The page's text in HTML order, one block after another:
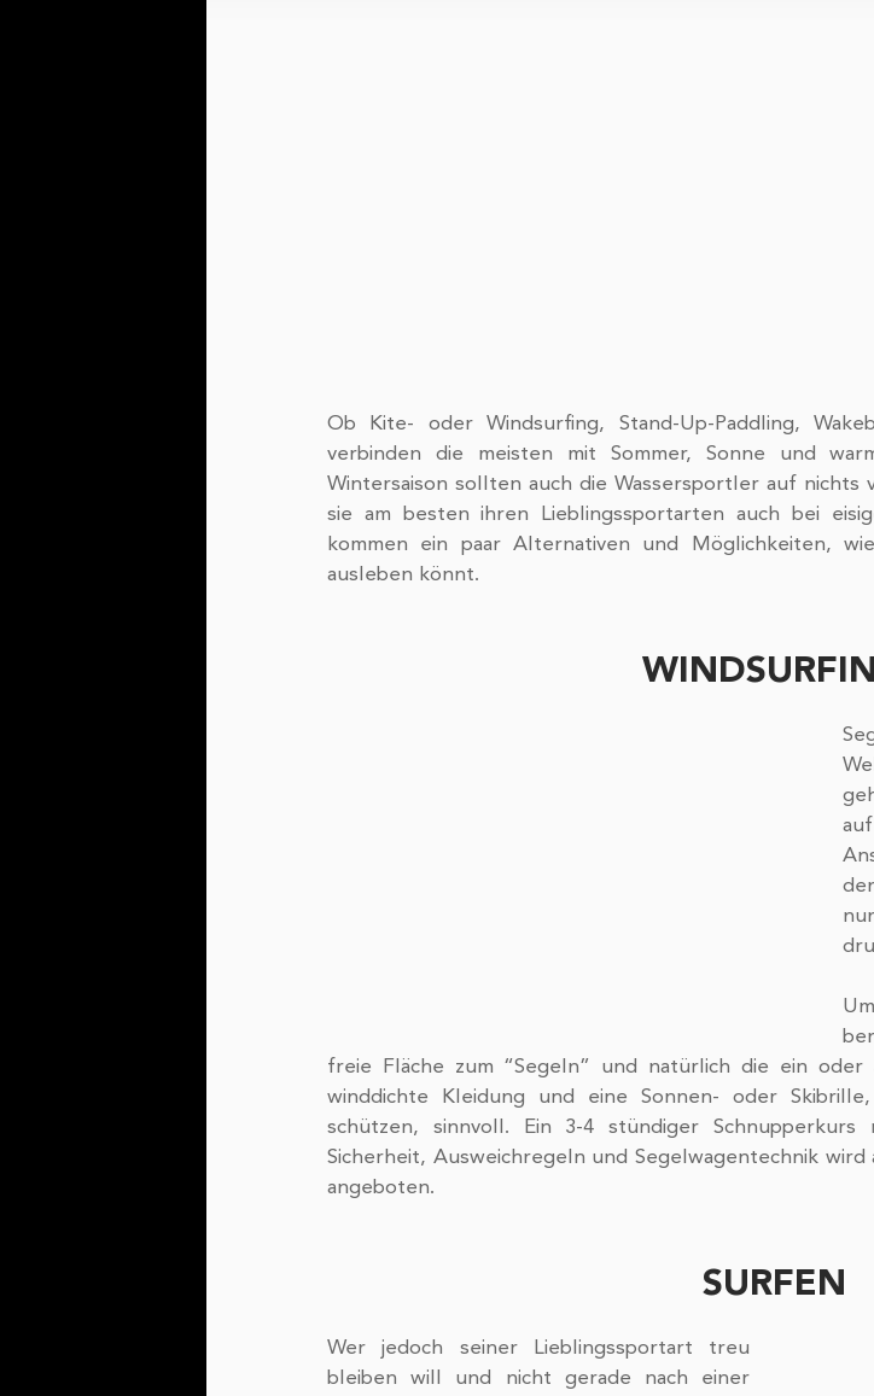
Ob Kite- oder Windsurfing, Stand-Up-Paddling,
verbinden die meisten mit Sommer, Sonne und
Wintersaison sollten auch die Wassersportler auf nichts
sie am besten ihren Lieblingssportarten auch bei
kommen ein paar Alternativen und Möglichkeiten,
ausleben könnt.
freie Fläche zum “Segeln” und natürlich die ein oder
winddichte Kleidung und eine Sonnen- oder
schützen, sinnvoll. Ein 3-4 stündiger
Sicherheit, Ausweichregeln und Segelwagentechnik
angeboten.
SURFEN
Wer jedoch seiner Lieblingssportart treu
bleiben will und nicht gerade nach einer